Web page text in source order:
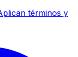
términos y